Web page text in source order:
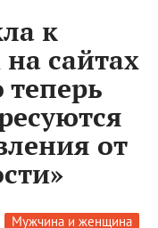
к
сайтах
от
Мужчина и женщина